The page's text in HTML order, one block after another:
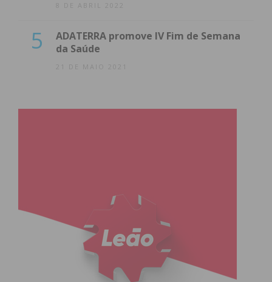
8 DE ABRIL 2022
5
ADATERRA promove IV Fim de Semana
da Saúde
21 DE MAIO 2021